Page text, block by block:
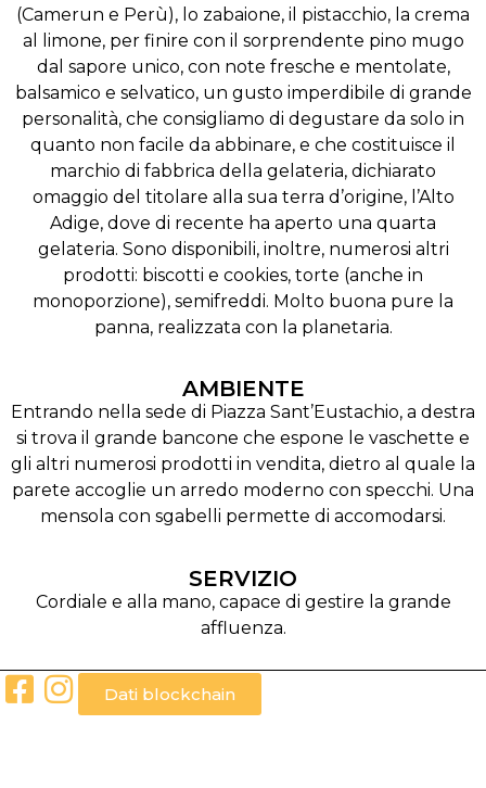
(Camerun e Perù), lo zabaione, il pistacchio, la crema
al limone, per finire con il sorprendente pino mugo
dal sapore unico, con note fresche e mentolate,
balsamico e selvatico, un gusto imperdibile di grande
personalità, che consigliamo di degustare da solo in
quanto non facile da abbinare, e che costituisce il
marchio di fabbrica della gelateria, dichiarato
omaggio del titolare alla sua terra d’origine, l’Alto
Adige, dove di recente ha aperto una quarta
gelateria. Sono disponibili, inoltre, numerosi altri
prodotti: biscotti e cookies, torte (anche in
monoporzione), semifreddi. Molto buona pure la
panna, realizzata con la planetaria.
AMBIENTE
Entrando nella sede di Piazza Sant’Eustachio, a destra
si trova il grande bancone che espone le vaschette e
gli altri numerosi prodotti in vendita, dietro al quale la
parete accoglie un arredo moderno con specchi. Una
mensola con sgabelli permette di accomodarsi.
SERVIZIO
Cordiale e alla mano, capace di gestire la grande
affluenza.
Dati blockchain